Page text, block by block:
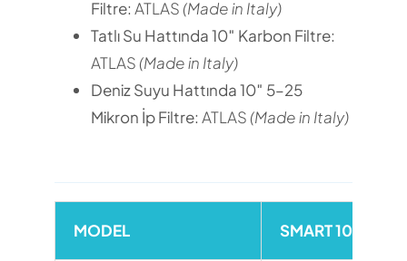
Filtre: ATLAS (Made in Italy)
Tatlı Su Hattında 10″ Karbon Filtre:
ATLAS (Made in Italy)
Deniz Suyu Hattında 10″ 5–25
Mikron İp Filtre: ATLAS (Made in Italy)
MODEL SMART 100